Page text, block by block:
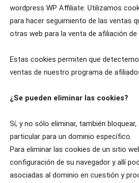
wordpress WP Affiliate. Utilizamos
para hacer seguimiento de las ventas
otras web para la venta de afiliación
Estas cookies permiten que
ventas de nuestro programa de
¿Se pueden eliminar las cookies?
Sí, y no sólo eliminar, también
particular para un dominio específico.
Para eliminar las cookies de un sitio
configuración de su navegador y allí
asociadas al dominio en cuestión y